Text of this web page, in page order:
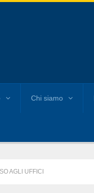
Chi siamo
AGLI UFFICI